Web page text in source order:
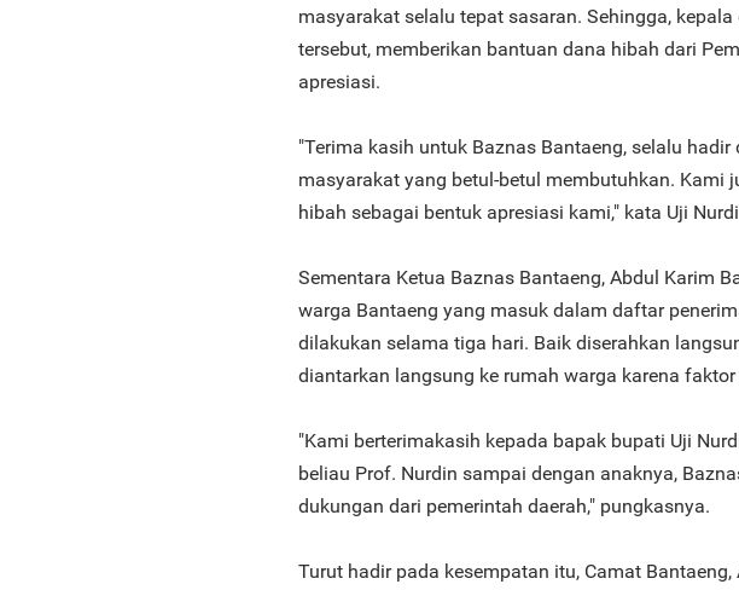
masyarakat selalu tepat sasaran. Sehingga,
tersebut, memberikan bantuan dana hibah dari
apresiasi.
"Terima kasih untuk Baznas Bantaeng, selalu
masyarakat yang betul-betul membutuhkan. Kami
hibah sebagai bentuk apresiasi kami," kata Uji
Sementara Ketua Baznas Bantaeng, Abdul Karim
warga Bantaeng yang masuk dalam daftar
dilakukan selama tiga hari. Baik diserahkan
diantarkan langsung ke rumah warga karena faktor
"Kami berterimakasih kepada bapak bupati Uji
beliau Prof. Nurdin sampai dengan anaknya,
dukungan dari pemerintah daerah," pungkasnya.
Turut hadir pada kesempatan itu, Camat